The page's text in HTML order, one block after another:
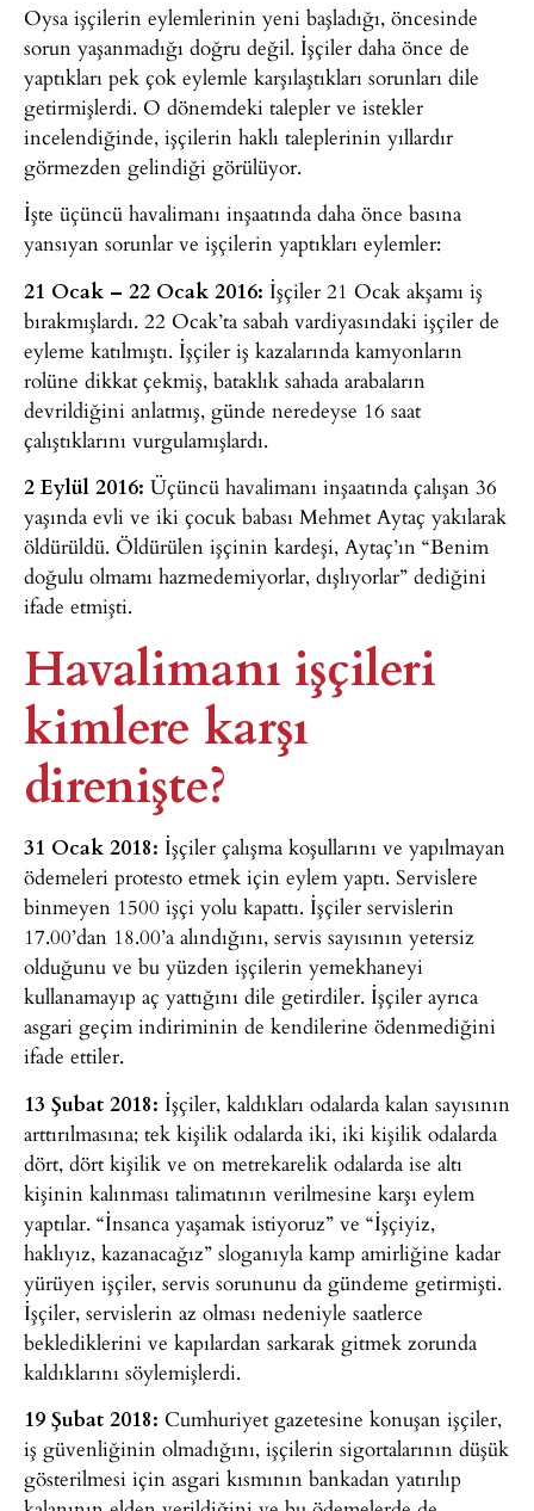
Oysa işçilerin eylemlerinin yeni başladığı, öncesinde
sorun yaşanmadığı doğru değil. İşçiler daha önce de
yaptıkları pek çok eylemle karşılaştıkları sorunları dile
getirmişlerdi. O dönemdeki talepler ve istekler
incelendiğinde, işçilerin haklı taleplerinin yıllardır
görmezden gelindiği görülüyor.
İşte üçüncü havalimanı inşaatında daha önce basına
yansıyan sorunlar ve işçilerin yaptıkları eylemler:
21 Ocak – 22 Ocak 2016: İşçiler 21 Ocak akşamı iş
bırakmışlardı. 22 Ocak’ta sabah vardiyasındaki işçiler de
eyleme katılmıştı. İşçiler iş kazalarında kamyonların
rolüne dikkat çekmiş, bataklık sahada arabaların
devrildiğini anlatmış, günde neredeyse 16 saat
çalıştıklarını vurgulamışlardı.
2 Eylül 2016: Üçüncü havalimanı inşaatında çalışan 36
yaşında evli ve iki çocuk babası Mehmet Aytaç yakılarak
öldürüldü. Öldürülen işçinin kardeşi, Aytaç’ın “Benim
doğulu olmamı hazmedemiyorlar, dışlıyorlar” dediğini
ifade etmişti.
Havalimanı işçileri
kimlere karşı
direnişte?
31 Ocak 2018: İşçiler çalışma koşullarını ve yapılmayan
ödemeleri protesto etmek için eylem yaptı. Servislere
binmeyen 1500 işçi yolu kapattı. İşçiler servislerin
17.00’dan 18.00’a alındığını, servis sayısının yetersiz
olduğunu ve bu yüzden işçilerin yemekhaneyi
kullanamayıp aç yattığını dile getirdiler. İşçiler ayrıca
asgari geçim indiriminin de kendilerine ödenmediğini
ifade ettiler.
13 Şubat 2018: İşçiler, kaldıkları odalarda kalan sayısının
arttırılmasına; tek kişilik odalarda iki, iki kişilik odalarda
dört, dört kişilik ve on metrekarelik odalarda ise altı
kişinin kalınması talimatının verilmesine karşı eylem
yaptılar. “İnsanca yaşamak istiyoruz” ve “İşçiyiz,
haklıyız, kazanacağız” sloganıyla kamp amirliğine kadar
yürüyen işçiler, servis sorununu da gündeme getirmişti.
İşçiler, servislerin az olması nedeniyle saatlerce
beklediklerini ve kapılardan sarkarak gitmek zorunda
kaldıklarını söylemişlerdi.
19 Şubat 2018: Cumhuriyet gazetesine konuşan işçiler,
iş güvenliğinin olmadığını, işçilerin sigortalarının düşük
gösterilmesi için asgari kısmının bankadan yatırılıp